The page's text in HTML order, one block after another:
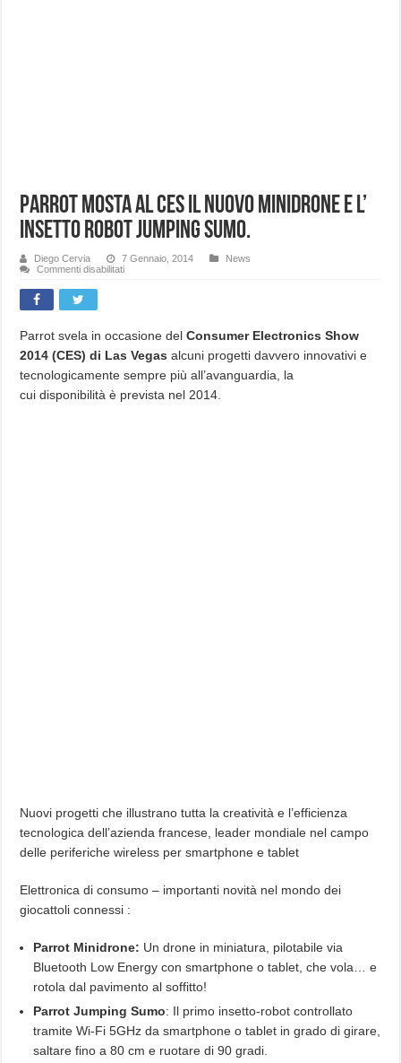
Parrot mosta al CES il nuovo MiniDrone e l’
insetto robot Jumping Sumo.
Diego Cervia 7 Gennaio, 2014
News
Commenti disabilitatisu
nuovo
MiniDrone
e
insetto
Jumping
Parrot svela in occasione del Consumer Electronics Show
2014 (CES) di Las Vegas alcuni progetti davvero innovativi e
tecnologicamente sempre più all’avanguardia, la
cui disponibilità è prevista nel 2014.
Nuovi progetti che illustrano tutta la creatività e l’efficienza
tecnologica dell’azienda francese, leader mondiale nel campo
delle periferiche wireless per smartphone e tablet
Elettronica di consumo – importanti novità nel mondo dei
giocattoli connessi :
Parrot Minidrone: Un drone in miniatura, pilotabile via
Bluetooth Low Energy con smartphone o tablet, che vola… e
rotola dal pavimento al soffitto!
Parrot Jumping Sumo: Il primo insetto-robot controllato
tramite Wi-Fi 5GHz da smartphone o tablet in grado di girare,
saltare fino a 80 cm e ruotare di 90 gradi.